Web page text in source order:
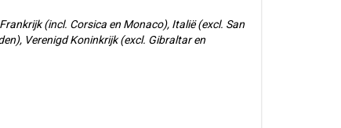
(incl. Corsica en Monaco), Italië (excl. San
Verenigd Koninkrijk (excl. Gibraltar en